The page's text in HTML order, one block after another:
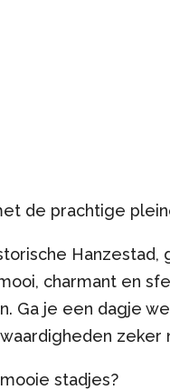
de prachtige
Hanzestad,
charmant en
Ga je een dagje
zeker
stadjes?